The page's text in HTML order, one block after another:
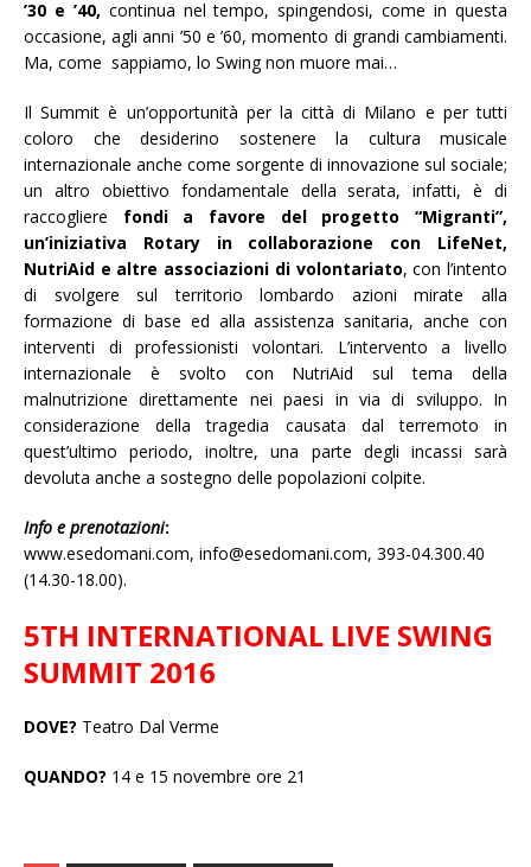
’30 e ’40, continua nel tempo, spingendosi, come in questa
occasione, agli anni ’50 e ’60, momento di grandi cambiamenti.
Ma, come sappiamo, lo Swing non muore mai…
Il Summit è un’opportunità per la città di Milano e per tutti
coloro che desiderino sostenere la cultura musicale
internazionale anche come sorgente di innovazione sul sociale;
un altro obiettivo fondamentale della serata, infatti, è di
raccogliere fondi a favore del progetto “Migranti”,
un’iniziativa Rotary in collaborazione con LifeNet,
NutriAid e altre associazioni di volontariato, con l’intento
di svolgere sul territorio lombardo azioni mirate alla
formazione di base ed alla assistenza sanitaria, anche con
interventi di professionisti volontari. L’intervento a livello
internazionale è svolto con NutriAid sul tema della
malnutrizione direttamente nei paesi in via di sviluppo. In
considerazione della tragedia causata dal terremoto in
quest’ultimo periodo, inoltre, una parte degli incassi sarà
devoluta anche a sostegno delle popolazioni colpite.
Info e prenotazioni:
www.esedomani.com, info@esedomani.com, 393-04.300.40
(14.30-18.00).
5TH INTERNATIONAL LIVE SWING
SUMMIT 2016
DOVE? Teatro Dal Verme
QUANDO? 14 e 15 novembre ore 21